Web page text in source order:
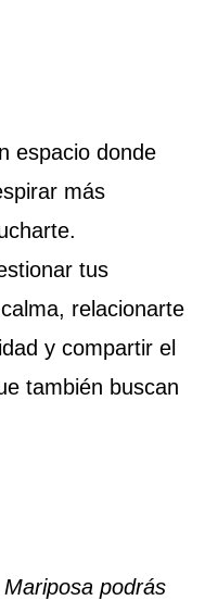
espacio donde
más
tus
relacionarte
y compartir el
también buscan
podrás